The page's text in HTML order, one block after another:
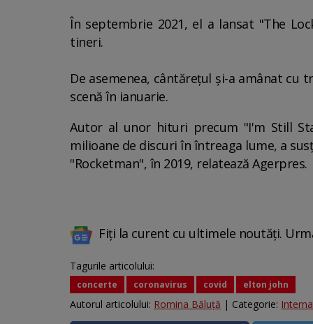
În septembrie 2021, el a lansat "The
tineri.
De asemenea, cântăreţul şi-a amânat
scenă în ianuarie.
Autor al unor hituri precum "I'm Still
milioane de discuri în întreaga lume, a
"Rocketman", în 2019, relatează Agerpres.
Fiți la curent cu ultimele noutăți.
Tagurile articolului:
concerte coronavirus covid elton john
Autorul articolului: Romina Băluță | Categorie: